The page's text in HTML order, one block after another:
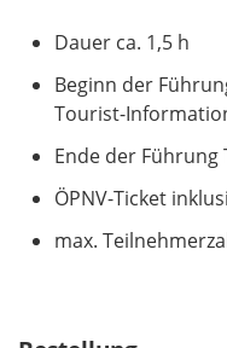
Dauer ca. 1,5 h
Beginn der
Tourist-
Ende der
ÖPNV-Ticket
max.